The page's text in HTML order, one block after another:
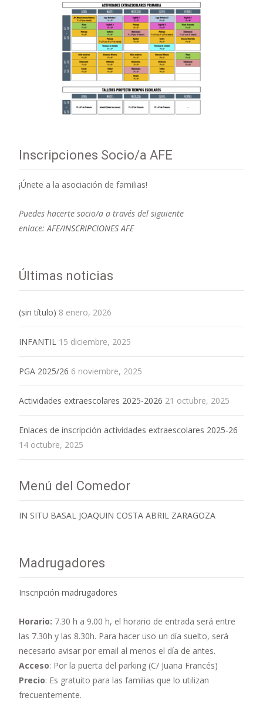
Inscripciones Socio/a AFE
¡Únete a la asociación de familias!
Puedes hacerte socio/a a través del siguiente
enlace: AFE/INSCRIPCIONES AFE
Últimas noticias
(sin título) 8 enero, 2026
INFANTIL 15 diciembre, 2025
PGA 2025/26 6 noviembre, 2025
Actividades extraescolares 2025-2026 21 octubre, 2025
Enlaces de inscripción actividades extraescolares 2025-26
14 octubre, 2025
Menú del Comedor
IN SITU BASAL JOAQUIN COSTA ABRIL ZARAGOZA
Madrugadores
Inscripción madrugadores
Horario: 7.30 h a 9.00 h, el horario de entrada será entre
las 7.30h y las 8.30h. Para hacer uso un día suelto, será
necesario avisar por email al menos el día de antes.
Acceso: Por la puerta del parking (C/ Juana Francés)
Precio: Es gratuito para las familias que lo utilizan
frecuentemente.